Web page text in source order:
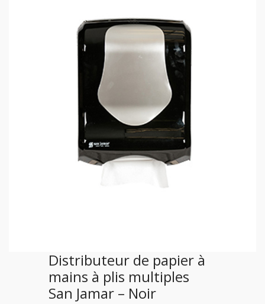
Distributeur de papier à
mains à plis multiples
San Jamar – Noir